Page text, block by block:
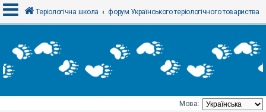
х
і
Теріологічна школа форум Українського теріологічного товариства
Мова: